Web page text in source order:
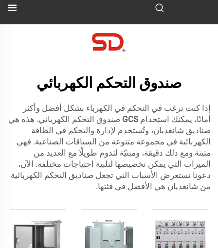
صندوق التحكم الكهربائي
إذا كنت ترغب في التحكم في الكهرباء بشكل أفضل وأكثر
أمانًا، يمكنك استخدام GCS صندوق التحكم الكهربائي. هذه هي
صناديق شانغديان، وتُستخدم لإدارة والتحكم في الطاقة
الكهربائية في مجموعة متنوعة من السياقات الصناعية. فهي
متينة ومع ذلك دقيقة، ومبنيّة لتدوم طويلًا مع العديد من
الميزات التي يمكن تخصيصها لتلبية احتياجات مختلفة. الآن،
دعونا نستعرض الأسباب التي تجعل صناديق التحكم الكهربائية
من شانغديان هي الأفضل في فئتها.